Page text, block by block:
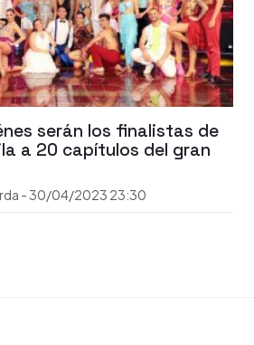
serán los finalistas de
a 20 capítulos del gran
-30/04/2023 23:30